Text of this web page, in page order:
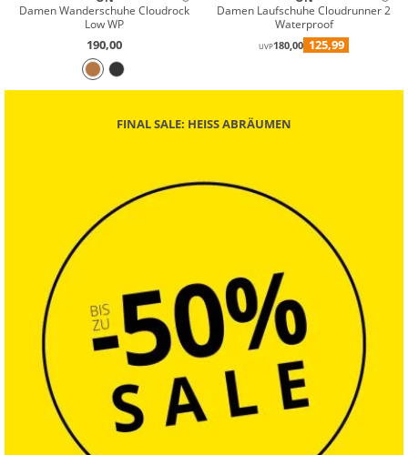
Damen Wanderschuhe Cloudrock
Low WP
190,00
Damen Laufschuhe Cloudrunner 2
Waterproof
UVP180,00 125,99
FINAL SALE: HEISS ABRÄUMEN